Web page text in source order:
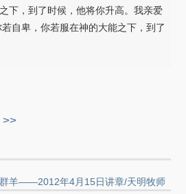
下，到了时候，他将你升高。我亲爱
自卑，你若服在神的大能之下，到了
>>
羊——2012年4月15日讲章/天明牧师